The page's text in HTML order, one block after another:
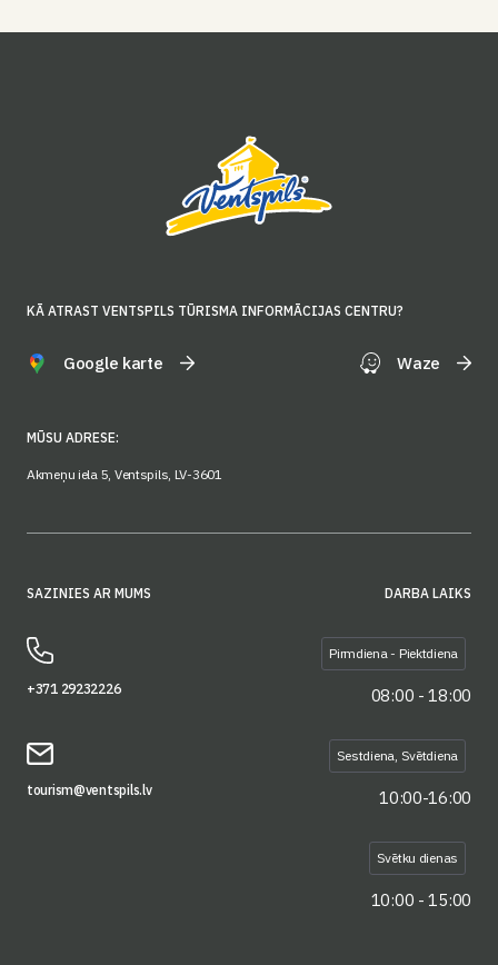
KĀ ATRAST VENTSPILS TŪRISMA INFORMĀCIJAS CENTRU?
Google karte Waze
MŪSU ADRESE:
Akmeņu iela 5, Ventspils, LV-3601
SAZINIES AR MUMS
+371 29232226
tourism@ventspils.lv
DARBA LAIKS
Pirmdiena - Piektdiena
08:00 - 18:00
Sestdiena, Svētdiena
10:00-16:00
Svētku dienas
10:00 - 15:00